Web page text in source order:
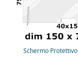
Schermo